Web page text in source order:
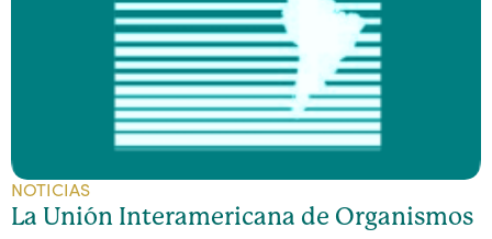
NOTICIAS
La Unión Interamericana de Organismos